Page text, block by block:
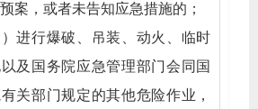
案，或者未告知应急措施的；
）进行爆破、吊装、动火、临时
及国务院应急管理部门会同国
关部门规定的其他危险作业，